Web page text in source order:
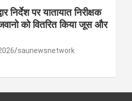
निर्देश पर यातायात निरीक्षक
को वितरित किया जूस और
saunewsnetwork